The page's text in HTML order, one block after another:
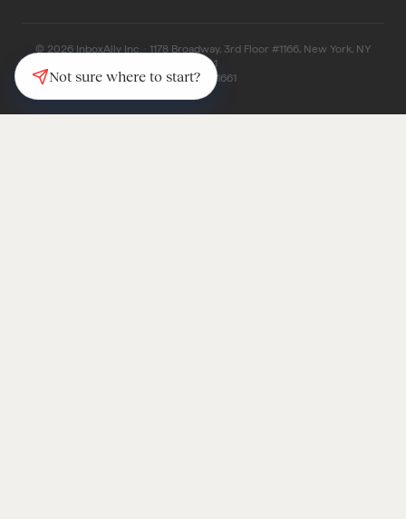
© 2026 InboxAlly Inc. · 1178 Broadway, 3rd Floor #1166, New York, NY
10001
(347) 997-1661
Not sure where to start?